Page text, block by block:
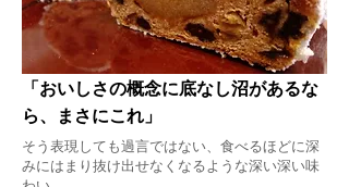
「おいしさの概念に底なし沼があるな
ら、まさにこれ」
そう表現しても過言ではない、食べるほどに深
みにはまり抜け出せなくなるような深い深い味